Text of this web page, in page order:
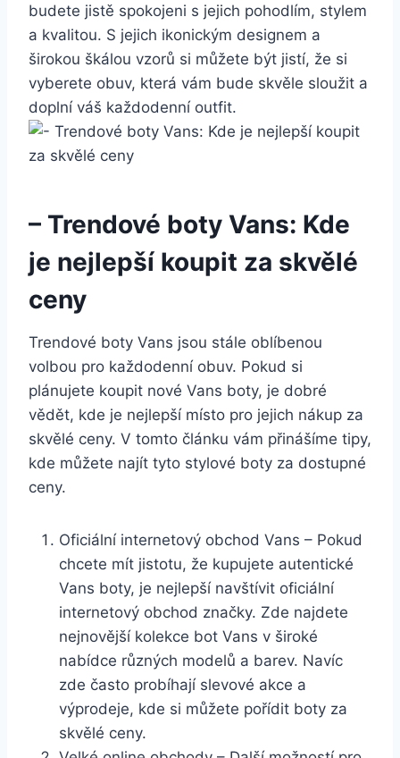
budete jistě spokojeni s jejich pohodlím, stylem
a kvalitou. S ‌jejich ikonickým⁤ designem a
širokou škálou vzorů si můžete být ⁢jistí, že si
vyberete obuv, která ⁤vám bude skvěle sloužit a
doplní váš každodenní outfit.
– Trendové boty Vans: Kde⁣
je nejlepší koupit za skvělé
ceny
Trendové boty Vans jsou stále oblíbenou
volbou pro každodenní obuv. Pokud si
plánujete koupit nové Vans boty, je dobré
vědět, kde je nejlepší místo pro jejich nákup za
skvělé ceny. V tomto článku vám přinášíme tipy,
kde můžete najít tyto stylové boty za dostupné
ceny.
Oficiální internetový obchod Vans – Pokud
chcete mít jistotu, že kupujete‍ autentické
Vans boty, ⁤je ‍nejlepší navštívit oficiální
internetový obchod ‌značky. Zde najdete
nejnovější kolekce ‍bot Vans v široké
‌nabídce různých⁣ modelů a barev. Navíc
zde často probíhají slevové akce a
výprodeje, kde si můžete pořídit boty ​za
skvělé ceny.